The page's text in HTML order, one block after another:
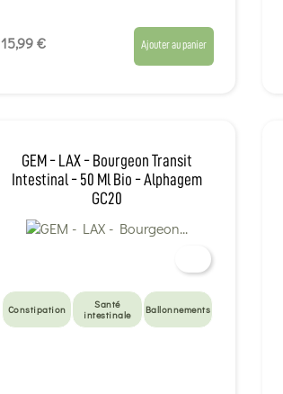
15,99 € Ajouter au panier
GEM - LAX - Bourgeon Transit
Intestinal - 50 Ml Bio - Alphagem
GC20
Constipation
Santé
intestinale
Ballonnements